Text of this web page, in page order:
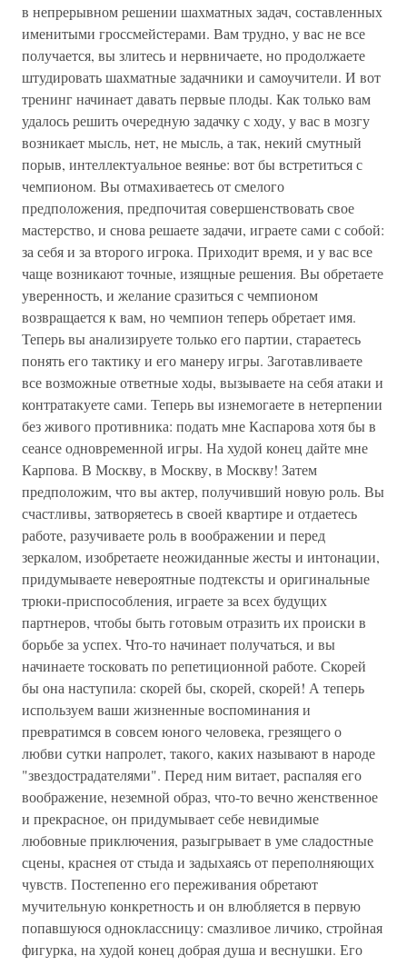
в непрерывном решении шахматных задач, составленных
именитыми гроссмейстерами. Вам трудно, у вас не все
получается, вы злитесь и нервничаете, но продолжаете
штудировать шахматные задачники и самоучители. И вот
тренинг начинает давать первые плоды. Как только вам
удалось решить очередную задачку с ходу, у вас в мозгу
возникает мысль, нет, не мысль, а так, некий смутный
порыв, интеллектуальное веянье: вот бы встретиться с
чемпионом. Вы отмахиваетесь от смелого
предположения, предпочитая совершенствовать свое
мастерство, и снова решаете задачи, играете сами с собой:
за себя и за второго игрока. Приходит время, и у вас все
чаще возникают точные, изящные решения. Вы обретаете
уверенность, и желание сразиться с чемпионом
возвращается к вам, но чемпион теперь обретает имя.
Теперь вы анализируете только его партии, стараетесь
понять его тактику и его манеру игры. Заготавливаете
все возможные ответные ходы, вызываете на себя атаки и
контратакуете сами. Теперь вы изнемогаете в нетерпении
без живого противника: подать мне Каспарова хотя бы в
сеансе одновременной игры. На худой конец дайте мне
Карпова. В Москву, в Москву, в Москву! Затем
предположим, что вы актер, получивший новую роль. Вы
счастливы, затворяетесь в своей квартире и отдаетесь
работе, разучиваете роль в воображении и перед
зеркалом, изобретаете неожиданные жесты и интонации,
придумываете невероятные подтексты и оригинальные
трюки-приспособления, играете за всех будущих
партнеров, чтобы быть готовым отразить их происки в
борьбе за успех. Что-то начинает получаться, и вы
начинаете тосковать по репетиционной работе. Скорей
бы она наступила: скорей бы, скорей, скорей! А теперь
используем ваши жизненные воспоминания и
превратимся в совсем юного человека, грезящего о
любви сутки напролет, такого, каких называют в народе
"звездострадателями". Перед ним витает, распаляя его
воображение, неземной образ, что-то вечно женственное
и прекрасное, он придумывает себе невидимые
любовные приключения, разыгрывает в уме сладостные
сцены, краснея от стыда и задыхаясь от переполняющих
чувств. Постепенно его переживания обретают
мучительную конкретность и он влюбляется в первую
попавшуюся одноклассницу: смазливое личико, стройная
фигурка, на худой конец добрая душа и веснушки. Его